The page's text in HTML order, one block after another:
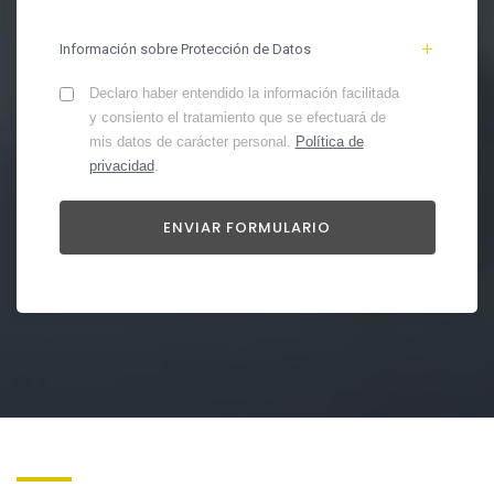
Información sobre Protección de Datos
Declaro haber entendido la información facilitada
y consiento el tratamiento que se efectuará de
mis datos de carácter personal. Política de
privacidad.